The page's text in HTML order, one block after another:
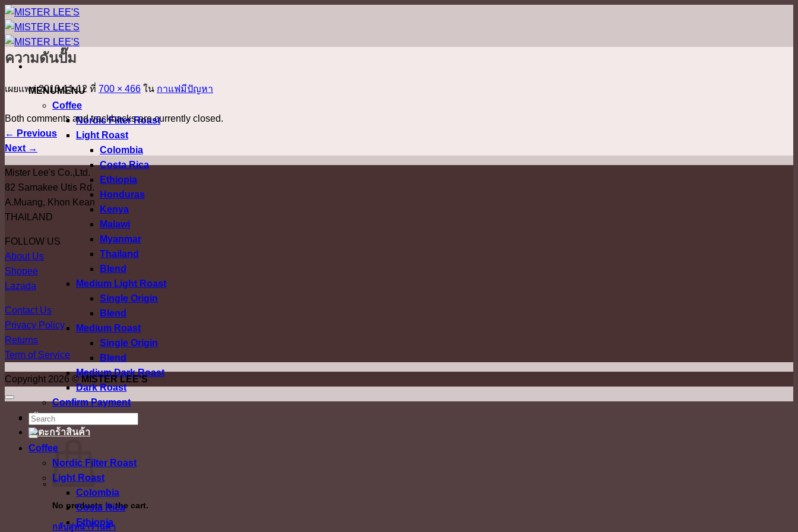
ข้าม
ไป
ยัง
เนื้อหา
MENUMENU
Coffee
Nordic Filter Roast
Light Roast
Colombia
Costa Rica
Ethiopia
Honduras
Kenya
Malawi
Myanmar
Thailand
Blend
Medium Light Roast
Single Origin
Blend
Medium Roast
Single Origin
Blend
Medium Dark Roast
Dark Roast
Confirm Payment
เข้าสู่ระบบ
No products in the cart.
กลับสู่หน้าร้านค้า
ความดันปั๊ม
เผยแพร่2013-11-12 ที่ 700 × 466 ใน กาแฟมีปัญหา
Both comments and trackbacks are currently closed.
← Previous
Next →
Mister Lee's Co.,Ltd.
82 Samakee Utis Rd.
A.Muang, Khon Kean
THAILAND
FOLLOW US
About Us
Shopee
Lazada
Contact Us
Privacy Policy
Returns
Term of Service
Copyright 2026 ©MISTER LEE'S
ค้นหา:
Coffee
Nordic Filter Roast
Light Roast
Colombia
Costa Rica
Ethiopia